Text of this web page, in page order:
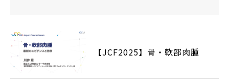
【JCF2025】骨・軟部肉腫